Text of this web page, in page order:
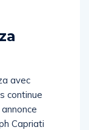
avec
continue
Capriati